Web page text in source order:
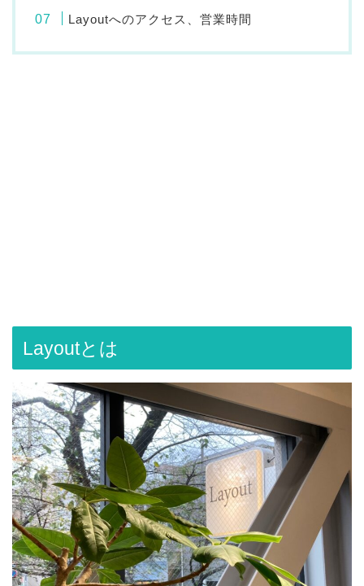
Layoutへのアクセス、営業時間
Layoutとは